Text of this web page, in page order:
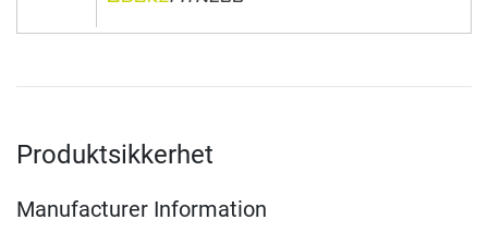
Produktsikkerhet
Manufacturer Information